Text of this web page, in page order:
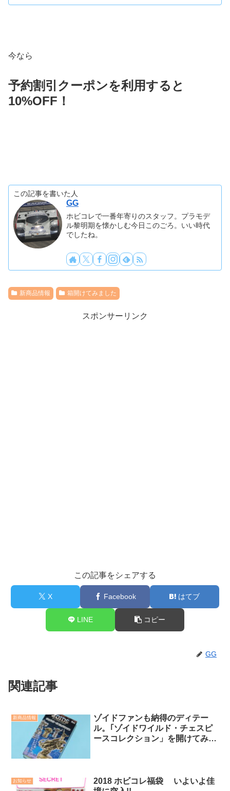
今なら
予約割引クーポンを利用すると
10%OFF！
この記事を書いた人
GG
ホビコレで一番年寄りのスタッフ。プラモデ
ル黎明期を懐かしむ今日このごろ。いい時代
でしたね。
新商品情報 箱開けてみました
スポンサーリンク
この記事をシェアする
X Facebook はてブ
LINE コピー
GG
関連記事
新商品情報
ゾイドファンも納得のディテー
ル。｢ゾイドワイルド・チェスピ
ースコレクション」を開けてみま
お知らせ
2018 ホビコレ福袋 いよいよ佳